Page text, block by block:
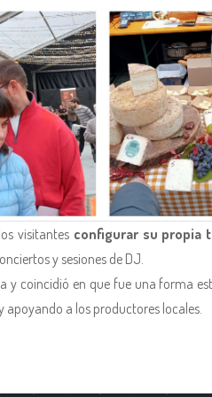
visitantes configurar su propia
y sesiones de DJ.
y coincidió en que fue una forma
a los productores locales.